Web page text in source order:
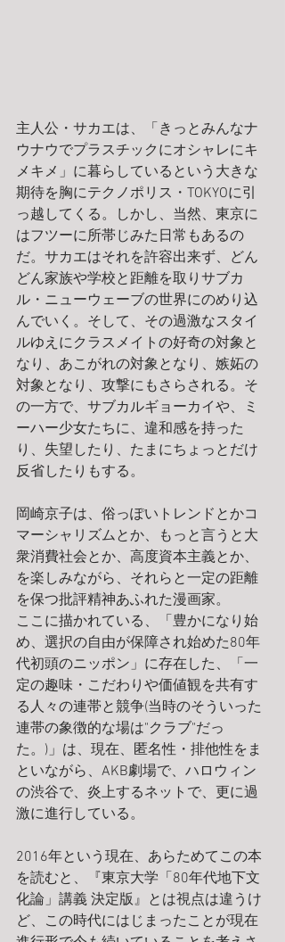
主人公・サカエは、「きっとみんなナ
ウナウでプラスチックにオシャレにキ
メキメ」に暮らしているという大きな
期待を胸にテクノポリス・TOKYOに引
っ越してくる。しかし、当然、東京に
はフツーに所帯じみた日常もあるの
だ。サカエはそれを許容出来ず、どん
どん家族や学校と距離を取りサブカ
ル・ニューウェーブの世界にのめり込
んでいく。そして、その過激なスタイ
ルゆえにクラスメイトの好奇の対象と
なり、あこがれの対象となり、嫉妬の
対象となり、攻撃にもさらされる。そ
の一方で、サブカルギョーカイや、ミ
ーハー少女たちに、違和感を持った
り、失望したり、たまにちょっとだけ
反省したりもする。
岡崎京子は、俗っぽいトレンドとかコ
マーシャリズムとか、もっと言うと大
衆消費社会とか、高度資本主義とか、
を楽しみながら、それらと一定の距離
を保つ批評精神あふれた漫画家。
ここに描かれている、「豊かになり始
め、選択の自由が保障され始めた80年
代初頭のニッポン」に存在した、「一
定の趣味・こだわりや価値観を共有す
る人々の連帯と競争(当時のそういった
連帯の象徴的な場は"クラブ"だっ
た。)」は、現在、匿名性・排他性をま
といながら、AKB劇場で、ハロウィン
の渋谷で、炎上するネットで、更に過
激に進行している。
2016年という現在、あらためてこの本
を読むと、『東京大学「80年代地下文
化論」講義 決定版』とは視点は違うけ
ど、この時代にはじまったことが現在